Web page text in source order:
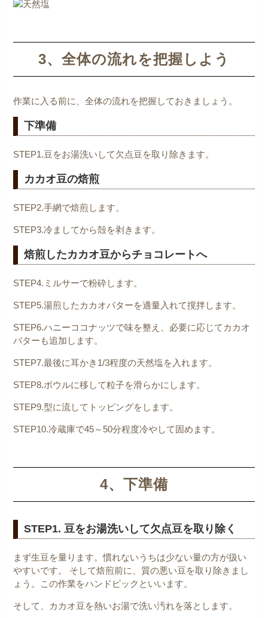
3、全体の流れを把握しよう
作業に入る前に、全体の流れを把握しておきましょう。
下準備
STEP1.豆をお湯洗いして欠点豆を取り除きます。
カカオ豆の焙煎
STEP2.手網で焙煎します。
STEP3.冷ましてから殻を剥きます。
焙煎したカカオ豆からチョコレートへ
STEP4.ミルサーで粉砕します。
STEP5.湯煎したカカオバターを適量入れて撹拌します。
STEP6.ハニーココナッツで味を整え、必要に応じてカカオ
バターも追加します。
STEP7.最後に耳かき1/3程度の天然塩を入れます。
STEP8.ボウルに移して粒子を滑らかにします。
STEP9.型に流してトッピングをします。
STEP10.冷蔵庫で45～50分程度冷やして固めます。
4、下準備
STEP1. 豆をお湯洗いして欠点豆を取り除く
まず生豆を量ります。慣れないうちは少ない量の方が扱い
やすいです。
そして焙煎前に、質の悪い豆を取り除きまし
ょう。この作業をハンドピックといいます。
そして、カカオ豆を熱いお湯で洗い汚れを落とします。